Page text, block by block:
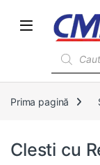
Prima pagină
Clesti cu